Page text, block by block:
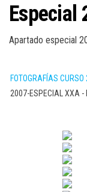
Especial
Apartado especial
FOTOGRAFÍAS
2007-ESPECIAL XXA -